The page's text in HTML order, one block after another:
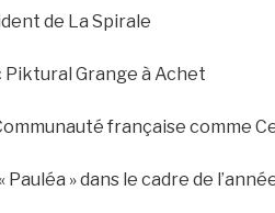
de La Spirale
Piktural Grange à Achet
française comme
» dans le cadre de